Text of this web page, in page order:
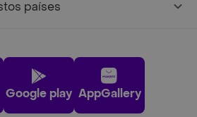
países
Google play AppGallery